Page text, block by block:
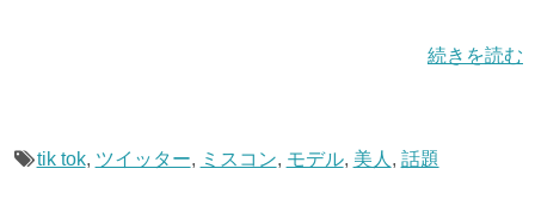
続きを読む
tik tok, ツイッター, ミスコン, モデル, 美人 , 話題